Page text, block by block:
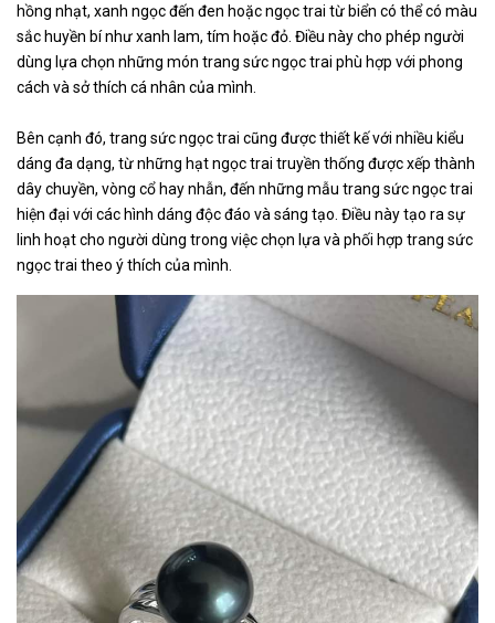
hồng nhạt, xanh ngọc đến đen hoặc ngọc trai từ biển có thể có màu
sắc huyền bí như xanh lam, tím hoặc đỏ. Điều này cho phép người
dùng lựa chọn những món trang sức ngọc trai phù hợp với phong
cách và sở thích cá nhân của mình.
Bên cạnh đó, trang sức ngọc trai cũng được thiết kế với nhiều kiểu
dáng đa dạng, từ những hạt ngọc trai truyền thống được xếp thành
dây chuyền, vòng cổ hay nhẫn, đến những mẫu trang sức ngọc trai
hiện đại với các hình dáng độc đáo và sáng tạo. Điều này tạo ra sự
linh hoạt cho người dùng trong việc chọn lựa và phối hợp trang sức
ngọc trai theo ý thích của mình.